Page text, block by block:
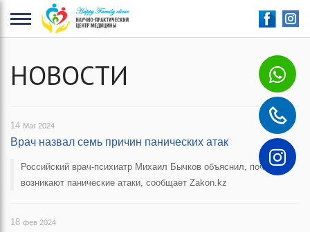
НОВОСТИ
14 Mar 2024
Врач назвал семь причин панических атак
Российский врач-психиатр Михаил Бычков объяснил, почему
возникают панические атаки, сообщает Zakon.kz
18 фев 2024